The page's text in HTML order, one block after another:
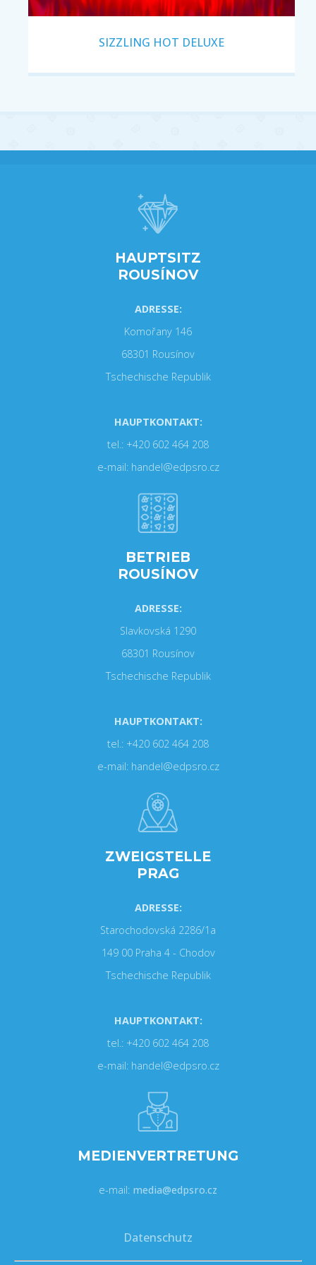
SIZZLING HOT DELUXE
HAUPTSITZ
ROUSÍNOV
ADRESSE:
Komořany 146
68301 Rousínov
Tschechische Republik
HAUPTKONTAKT:
tel.: +420 602 464 208
e-mail: handel@edpsro.cz
BETRIEB
ROUSÍNOV
ADRESSE:
Slavkovská 1290
68301 Rousínov
Tschechische Republik
HAUPTKONTAKT:
tel.: +420 602 464 208
e-mail: handel@edpsro.cz
ZWEIGSTELLE
PRAG
ADRESSE:
Starochodovská 2286/1a
149 00 Praha 4 - Chodov
Tschechische Republik
HAUPTKONTAKT:
tel.: +420 602 464 208
e-mail: handel@edpsro.cz
MEDIENVERTRETUNG
e-mail: media@edpsro.cz
Datenschutz